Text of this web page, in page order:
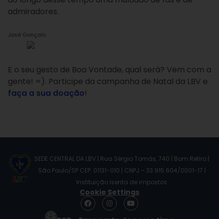
admiradores.
José Gonçalo
E o seu gesto de Boa Vontade, qual será? Vem com a
gente! =). Participe da campanha de Natal da LBV e
faça a sua doação!
SEDE CENTRAL DA LBV | Rua Sérgio Tomás, 740 | Bom Retiro |
São Paulo/SP CEP: 01131-010 | CNPJ – 33.915.604/0001-17 |
Instituição isenta de impostos
Cookie Settings
F
a
I
n
s
Y
o